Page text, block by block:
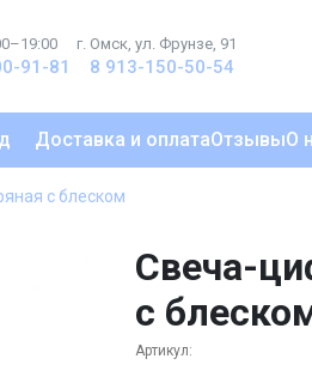
г. Омск, ул. Фрунзе, 91
91-81 8 913-150-50-54
Доставка и оплатаОтзывыО
с блеском
Свеча-
с
Артикул: